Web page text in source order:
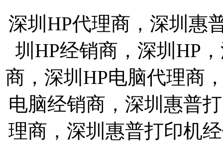
深圳HP代理商，深圳惠
圳HP经销商，深圳HP
商，深圳HP电脑代理商
电脑经销商，深圳惠普
理商，深圳惠普打印机